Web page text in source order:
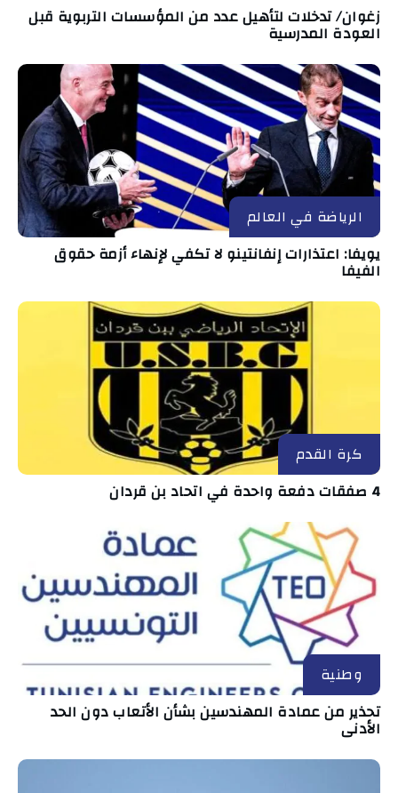
زغوان/ تدخلات لتأهيل عدد من المؤسسات التربوية قبل
العودة المدرسية
الرياضة في العالم
يويفا: اعتذارات إنفانتينو لا تكفي لإنهاء أزمة حقوق
الفيفا
كرة القدم
4 صفقات دفعة واحدة في اتحاد بن قردان
وطنية
تحذير من عمادة المهندسين بشأن الأتعاب دون الحد
الأدنى